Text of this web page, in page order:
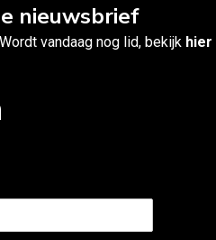
nieuwsbrief
vandaag nog lid, bekijk hier